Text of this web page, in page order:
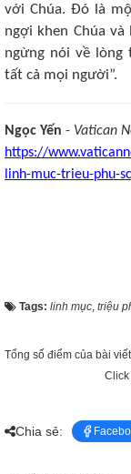
với Chúa. Đó là
ngợi khen Chúa và
ngừng nói về lòng
tất cả mọi người”.
Ngọc Yến - Vatican
https://
linh-muc-trieu-phu-
Tags: linh mục, triệu
Tổng số điểm của bài
Chia sẻ: